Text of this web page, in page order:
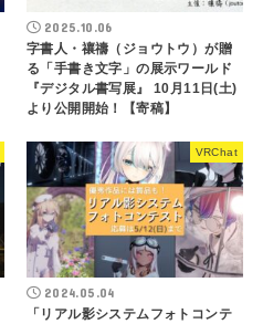
2025.10.06
字書人・禳禱（ジョウトウ）が贈
る「手書き文字」の展示ワールド
『デジタル書写展』 10月11日(土)
より公開開始！【寄稿】
VRChat
2024.05.04
「リアル影システムフォトコンテ